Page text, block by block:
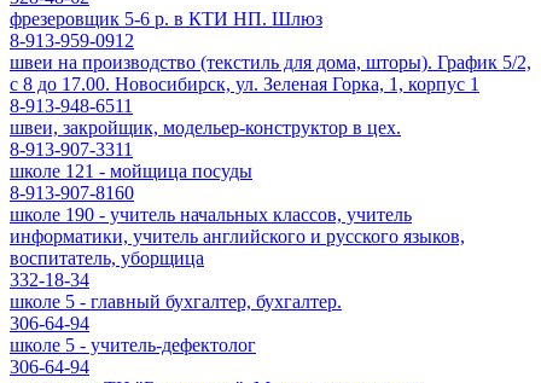
фрезеровщик 5-6 р. в КТИ НП. Шлюз
8-913-959-0912
швеи на производство (текстиль для дома, шторы). График 5/2,
с 8 до 17.00. Новосибирск, ул. Зеленая Горка, 1, корпус 1
8-913-948-6511
швеи, закройщик, модельер-конструктор в цех.
8-913-907-3311
школе 121 - мойщица посуды
8-913-907-8160
школе 190 - учитель начальных классов, учитель
информатики, учитель английского и русского языков,
воспитатель, уборщица
332-18-34
школе 5 - главный бухгалтер, бухгалтер.
306-64-94
школе 5 - учитель-дефектолог
306-64-94